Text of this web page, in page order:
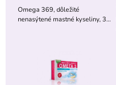
Omega 369, dôležité
nenasýtené mastné kyseliny, 30